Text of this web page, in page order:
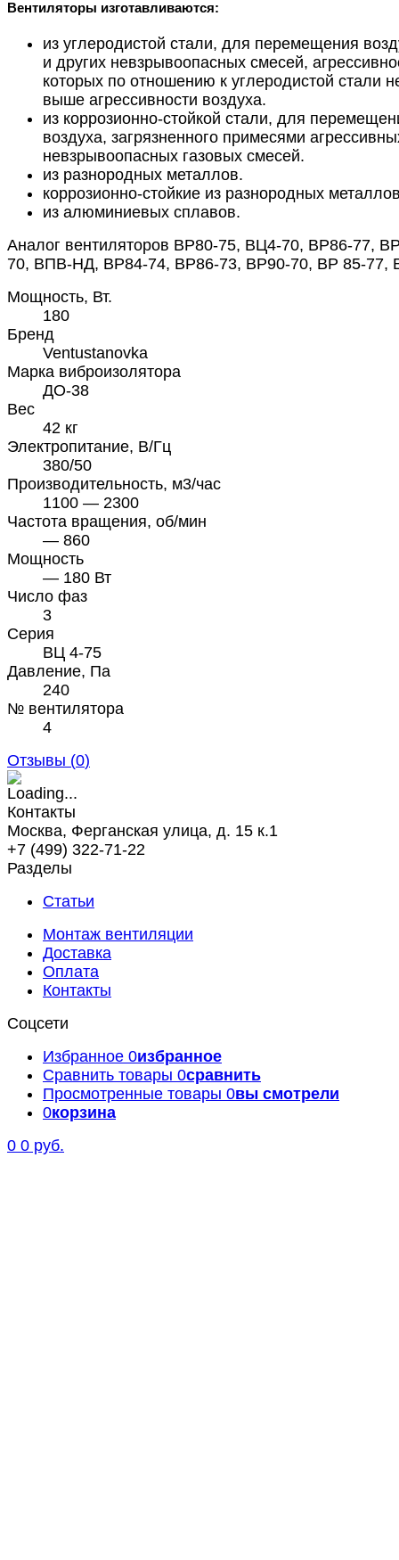
Вентиляторы изготавливаются:
из углеродистой стали, для перемещения
и других невзрывоопасных смесей,
которых по отношению к углеродистой стали
выше агрессивности воздуха.
из коррозионно-стойкой стали, для
воздуха, загрязненного примесями
невзрывоопасных газовых смесей.
из разнородных металлов.
коррозионно-стойкие из разнородных
из алюминиевых сплавов.
Аналог вентиляторов ВР80-75, ВЦ4-70, ВР86-77,
70, ВПВ-НД, ВР84-74, ВР86-73, ВР90-70, ВР 85-77,
Мощность, Вт.
180
Бренд
Ventustanovka
Марка виброизолятора
ДО-38
Вес
42 кг
Электропитание, В/Гц
380/50
Производительность, м3/час
1100 — 2300
Частота вращения, об/мин
— 860
Мощность
— 180 Вт
Число фаз
3
Серия
ВЦ 4-75
Давление, Па
240
№ вентилятора
4
Отзывы (0)
Контакты
Москва, Ферганская улица, д. 15 к.1
+7 (499) 322-71-22
Разделы
Статьи
Монтаж вентиляции
Доставка
Оплата
Контакты
Соцсети
Избранное 0избранное
Сравнить товары 0сравнить
Просмотренные товары 0вы смотрели
0корзина
0 0 руб.